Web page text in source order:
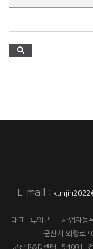
E-mail :
대표 : 류의균 사업자등
군산시 외항로
군산 R&D센터 : 54001.